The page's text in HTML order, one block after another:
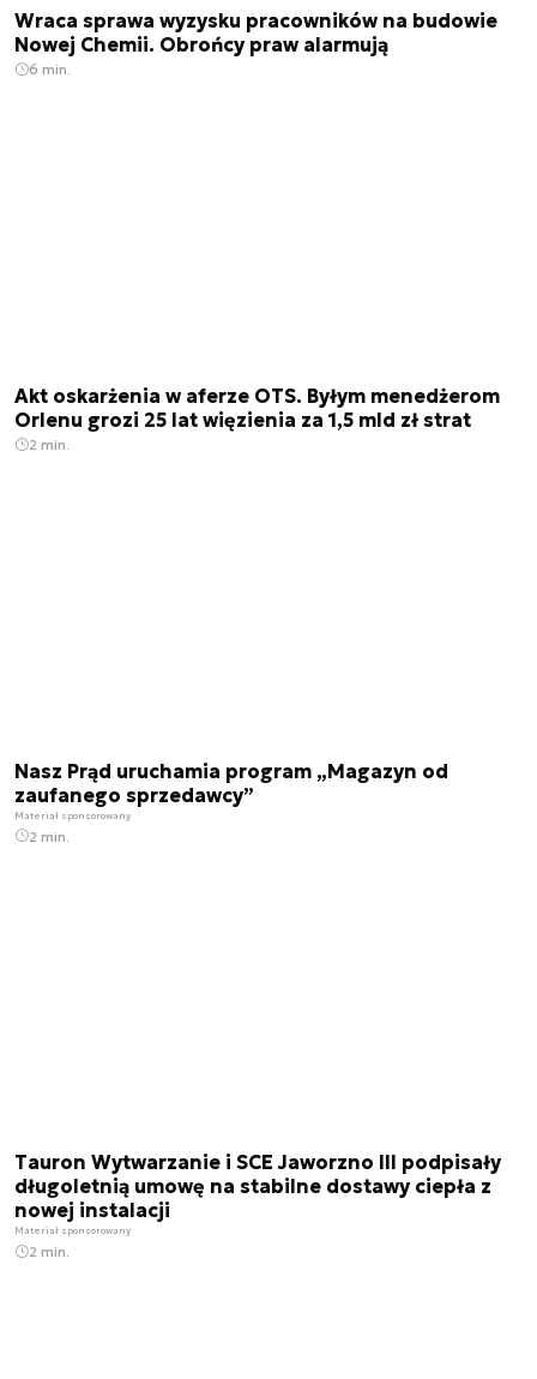
Wraca sprawa wyzysku pracowników na budowie
Nowej Chemii. Obrońcy praw alarmują
6 min.
Akt oskarżenia w aferze OTS. Byłym menedżerom
Orlenu grozi 25 lat więzienia za 1,5 mld zł strat
2 min.
Nasz Prąd uruchamia program „Magazyn od
zaufanego sprzedawcy”
Materiał sponsorowany
2 min.
Tauron Wytwarzanie i SCE Jaworzno III podpisały
długoletnią umowę na stabilne dostawy ciepła z
nowej instalacji
Materiał sponsorowany
2 min.